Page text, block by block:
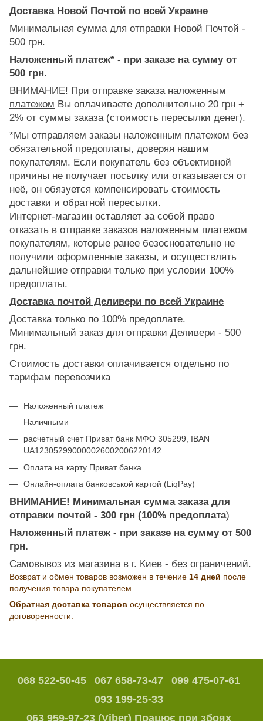
Доставка Новой Почтой по всей Украине
Минимальная сумма для отправки Новой Почтой -
500 грн.
Наложенный платеж* - при заказе на сумму от
500 грн.
ВНИМАНИЕ! При отправке заказа наложенным
платежом Вы оплачиваете дополнительно 20 грн +
2% от суммы заказа (стоимость пересылки денег).
*Мы отправляем заказы наложенным платежом без
обязательной предоплаты, доверяя нашим
покупателям. Если покупатель без объективной
причины не получает посылку или отказывается от
неё, он обязуется компенсировать стоимость
доставки и обратной пересылки.
Интернет-магазин оставляет за собой право
отказать в отправке заказов наложенным платежом
покупателям, которые ранее безосновательно не
получили оформленные заказы, и осуществлять
дальнейшие отправки только при условии 100%
предоплаты.
Доставка почтой Деливери по всей Украине
Доставка только по 100% предоплате.
Минимальный заказ для отправки Деливери - 500
грн.
Стоимость доставки оплачивается отдельно по
тарифам перевозчика
Наложенный платеж
Наличными
расчетный счет Приват банк МФО 305299, IBAN
UA123052990000026002006220142
Оплата на карту Приват банка
Онлайн-оплата банковськой картой (LiqPay)
ВНИМАНИЕ! Минимальная сумма заказа для
отправки почтой - 300 грн (100% предоплата)
Наложенный платеж - при заказе на сумму от 500
грн.
Самовывоз из магазина в г. Киев - без ограничений.
Возврат и обмен товаров возможен в течение 14 дней после
получения товара покупателем.
Обратная доставка товаров осуществляется по
договоренности.
068 522-50-45 067 658-73-47
099 475-07-61
093 199-25-33
063 959-97-23 (Viber) Працює при збоях